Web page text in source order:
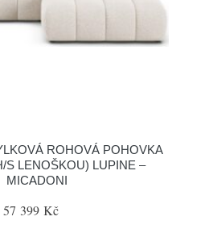
ROHOVÁ POHOVKA
S LENOŠKOU) LUPINE –
MICADONI
57 399 Kč